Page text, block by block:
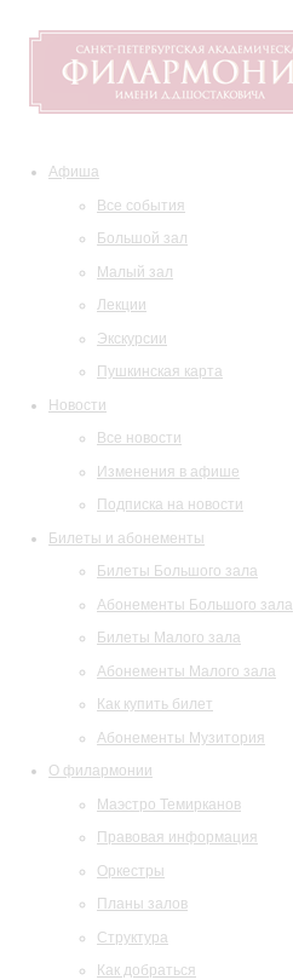
Афиша
Все события
Большой зал
Малый зал
Лекции
Экскурсии
Пушкинская карта
Новости
Все новости
Изменения в афише
Подписка на новости
Билеты и абонементы
Билеты Большого зала
Абонементы Большого зала
Билеты Малого зала
Абонементы Малого зала
Как купить билет
Абонементы Музитория
О филармонии
Маэстро Темирканов
Правовая информация
Оркестры
Планы залов
Структура
Как добраться